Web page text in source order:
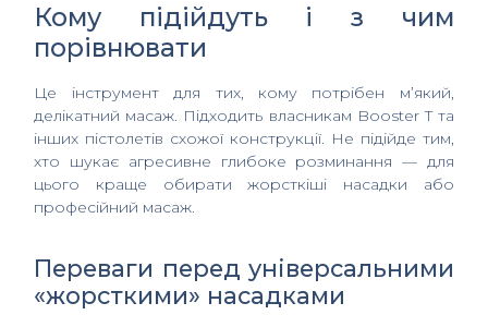
Кому підійдуть і з чим
порівнювати
Це інструмент для тих, кому потрібен м’який,
делікатний масаж. Підходить власникам Booster T та
інших пістолетів схожої конструкції. Не підійде тим,
хто шукає агресивне глибоке розминання — для
цього краще обирати жорсткіші насадки або
професійний масаж.
Переваги перед універсальними
«жорсткими» насадками